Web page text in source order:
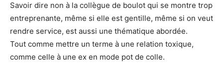
Savoir dire non à la collègue de boulot qui se montre trop
entreprenante, même si elle est gentille, même si on veut
rendre service, est aussi une thématique abordée.
Tout comme mettre un terme à une relation toxique,
comme celle à une ex en mode pot de colle.